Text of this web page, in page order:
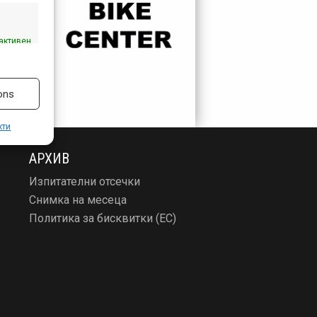
АРХИВ
Изпитателни отсечки
Снимка на месеца
Политика за бисквитки (ЕС)